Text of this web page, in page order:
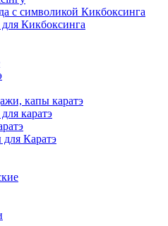
с символикой Кикбоксинга
Кикбоксинга
капы каратэ
каратэ
Каратэ